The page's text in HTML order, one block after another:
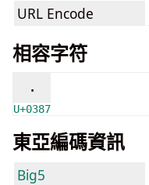
URL Encode
相容字符
·
U+0387
東亞編碼資訊
Big5